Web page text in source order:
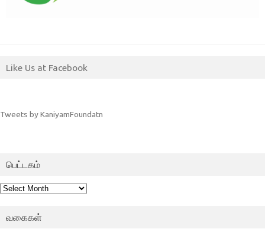
Like Us at Facebook
Tweets by KaniyamFoundatn
பெட்டகம்
பெட்டகம்
வகைகள்